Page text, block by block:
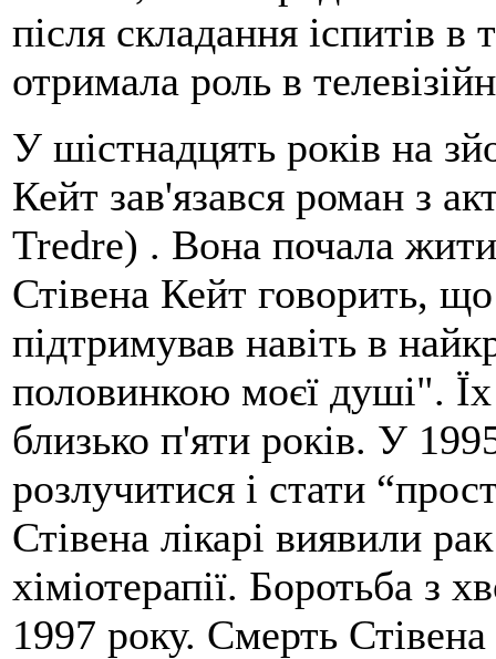
після складання іспитів в
отримала роль в
У шістнадцять років на
Кейт зав'язався роман з
Tredre) . Вона почала
Стівена Кейт говорить,
підтримував навіть в
половинкою моєї душі".
близько п'яти років. У
розлучитися і стати
Стівена лікарі виявили
хіміотерапії. Боротьба з
1997 року. Смерть